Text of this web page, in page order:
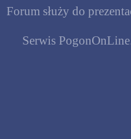
Forum służy do
Serwis